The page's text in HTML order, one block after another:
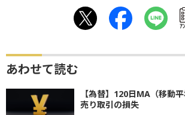
ｱ
あわせて読む
【為替】120日MA（移動
売り取引の損失